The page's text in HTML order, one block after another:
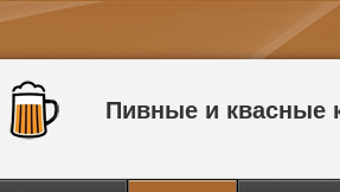
Пивные и квасные